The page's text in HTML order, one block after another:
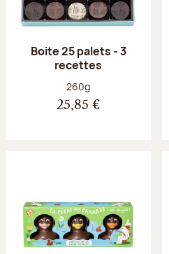
Boite 25 palets - 3
recettes
Poids net :
260g
25,85 €